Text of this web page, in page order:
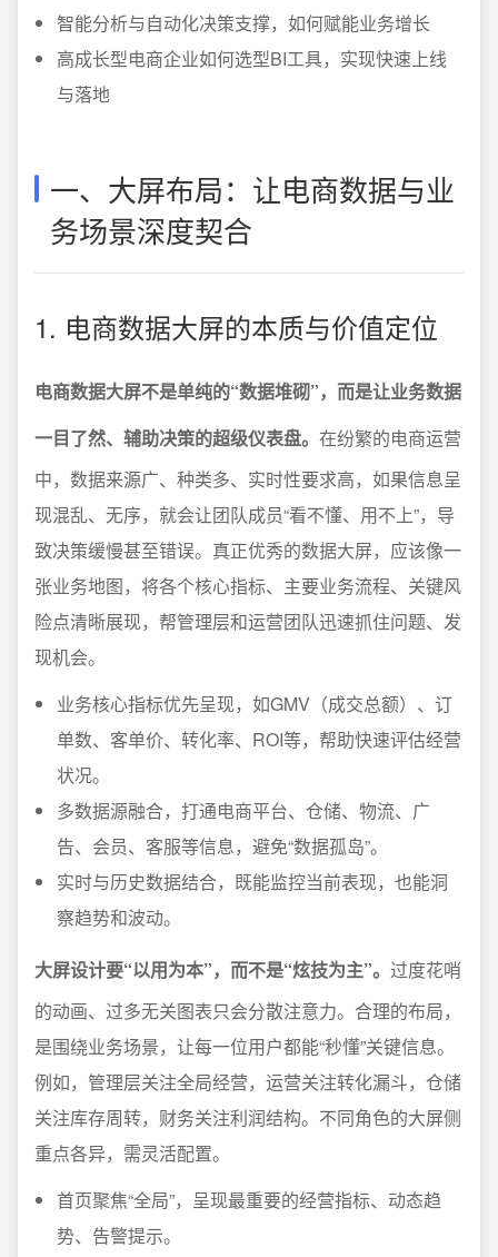
智能分析与自动化决策支撑，如何赋能业务增长
高成长型电商企业如何选型BI工具，实现快速上线
与落地
一、大屏布局：让电商数据与业
务场景深度契合
1. 电商数据大屏的本质与价值定位
电商数据大屏不是单纯的“数据堆砌”，而是让业务数据
一目了然、辅助决策的超级仪表盘。 在纷繁的电商运营
中，数据来源广、种类多、实时性要求高，如果信息呈
现混乱、无序，就会让团队成员“看不懂、用不上”，导
致决策缓慢甚至错误。真正优秀的数据大屏，应该像一
张业务地图，将各个核心指标、主要业务流程、关键风
险点清晰展现，帮管理层和运营团队迅速抓住问题、发
现机会。
业务核心指标优先呈现，如GMV（成交总额）、订
单数、客单价、转化率、ROI等，帮助快速评估经营
状况。
多数据源融合，打通电商平台、仓储、物流、广
告、会员、客服等信息，避免“数据孤岛”。
实时与历史数据结合，既能监控当前表现，也能洞
察趋势和波动。
大屏设计要“以用为本”，而不是“炫技为主”。 过度花哨
的动画、过多无关图表只会分散注意力。合理的布局，
是围绕业务场景，让每一位用户都能“秒懂”关键信息。
例如，管理层关注全局经营，运营关注转化漏斗，仓储
关注库存周转，财务关注利润结构。不同角色的大屏侧
重点各异，需灵活配置。
首页聚焦“全局”，呈现最重要的经营指标、动态趋
势、告警提示。